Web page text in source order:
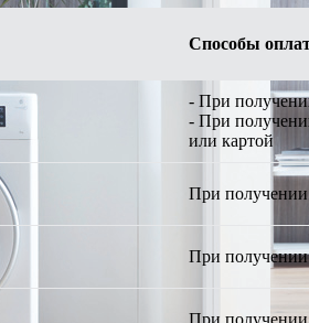
Способы
- При
- При
или картой
При
При
При